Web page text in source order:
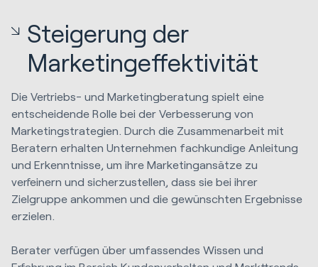
Steigerung der
Marketingeffektivität
Die Vertriebs- und Marketingberatung spielt eine
entscheidende Rolle bei der Verbesserung von
Marketingstrategien. Durch die Zusammenarbeit mit
Beratern erhalten Unternehmen fachkundige Anleitung
und Erkenntnisse, um ihre Marketingansätze zu
verfeinern und sicherzustellen, dass sie bei ihrer
Zielgruppe ankommen und die gewünschten Ergebnisse
erzielen.
Berater verfügen über umfassendes Wissen und